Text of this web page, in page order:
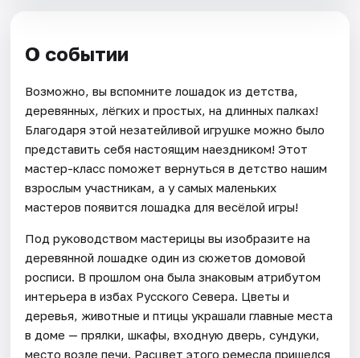
О событии
Возможно, вы вспомните лошадок из детства,
деревянных, лёгких и простых, на длинных палках!
Благодаря этой незатейливой игрушке можно было
представить себя настоящим наездником! Этот
мастер-класс поможет вернуться в детство нашим
взрослым участникам, а у самых маленьких
мастеров появится лошадка для весёлой игры!
Под руководством мастерицы вы изобразите на
деревянной лошадке один из сюжетов домовой
росписи. В прошлом она была знаковым атрибутом
интерьера в избах Русского Севера. Цветы и
деревья, животные и птицы украшали главные места
в доме — прялки, шкафы, входную дверь, сундуки,
место возле печи. Расцвет этого ремесла пришелся